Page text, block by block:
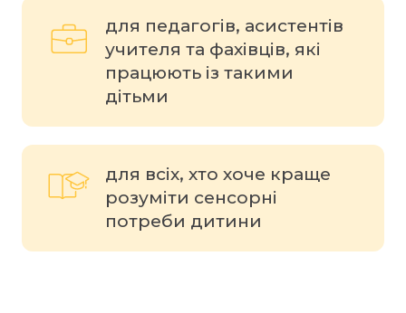
для педагогів, асистентів
учителя та фахівців, які
працюють із такими
дітьми
для всіх, хто хоче краще
розуміти сенсорні
потреби дитини